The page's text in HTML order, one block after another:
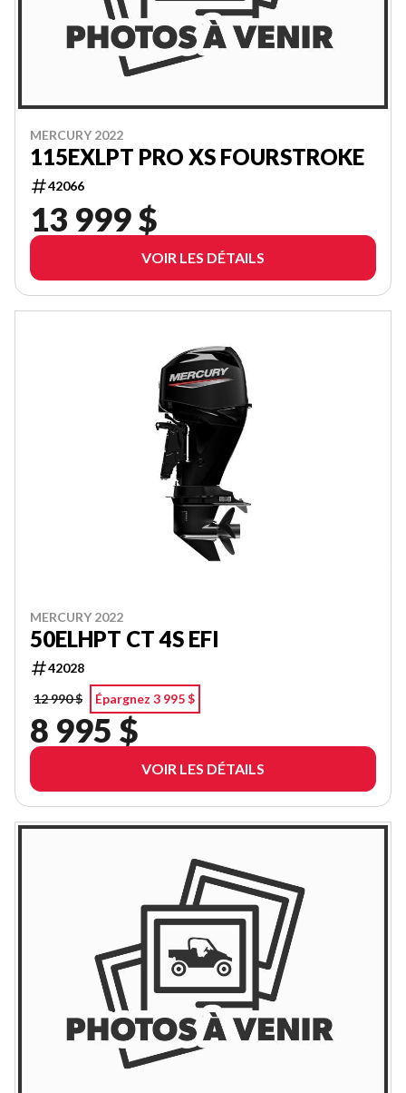
MERCURY 2022
115EXLPT PRO XS FOURSTROKE
42066
13 999 $
VOIR LES DÉTAILS
MERCURY 2022
50ELHPT CT 4S EFI
42028
12 990 $
Épargnez 3 995 $
8 995 $
VOIR LES DÉTAILS